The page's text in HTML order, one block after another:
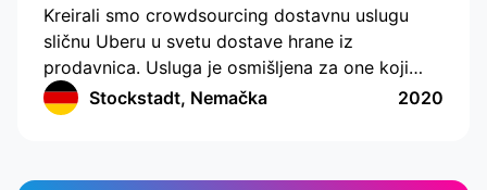
Kreirali smo crowdsourcing dostavnu uslugu
sličnu Uberu u svetu dostave hrane iz
prodavnica. Usluga je osmišljena za one koji
nemaju vremena ili mogućnosti da sami kupuju
hranu. Aplikacija ima moderno sučelje s
Stockstadt, Nemačka 2020